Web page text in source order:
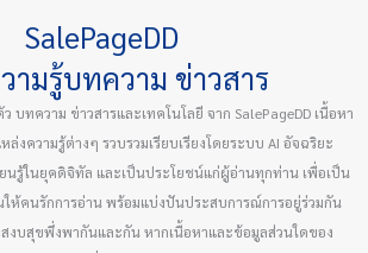
SalePageDD
ามรู้บทความ ข่าวสาร
บทความ ข่าวสารและเทคโนโลยี จาก SalePageDD เนื้อหา
งความรู้ต่างๆ รวบรวมเรียบเรียงโดยระบบ AI อัจฉริยะ
ยนรู้ในยุคดิจิทัล และเป็นประโยชน์แก่ผู้อ่านทุกท่าน เพื่อเป็น
ห้คนรักการอ่าน พร้อมแบ่งปันประสบการณ์การอยู่ร่วมกัน
งบสุขพึ่งพากันและกัน หากเนื้อหาและข้อมูลส่วนใดของ